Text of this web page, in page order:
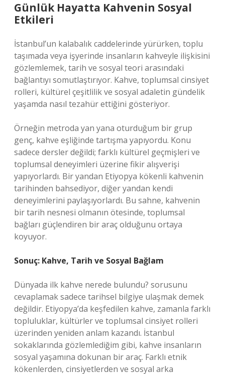
Günlük Hayatta Kahvenin Sosyal
Etkileri
İstanbul’un kalabalık caddelerinde yürürken, toplu
taşımada veya işyerinde insanların kahveyle ilişkisini
gözlemlemek, tarih ve sosyal teori arasındaki
bağlantıyı somutlaştırıyor. Kahve, toplumsal cinsiyet
rolleri, kültürel çeşitlilik ve sosyal adaletin gündelik
yaşamda nasıl tezahür ettiğini gösteriyor.
Örneğin metroda yan yana oturduğum bir grup
genç, kahve eşliğinde tartışma yapıyordu. Konu
sadece dersler değildi; farklı kültürel geçmişleri ve
toplumsal deneyimleri üzerine fikir alışverişi
yapıyorlardı. Bir yandan Etiyopya kökenli kahvenin
tarihinden bahsediyor, diğer yandan kendi
deneyimlerini paylaşıyorlardı. Bu sahne, kahvenin
bir tarih nesnesi olmanın ötesinde, toplumsal
bağları güçlendiren bir araç olduğunu ortaya
koyuyor.
Sonuç: Kahve, Tarih ve Sosyal Bağlam
Dünyada ilk kahve nerede bulundu? sorusunu
cevaplamak sadece tarihsel bilgiye ulaşmak demek
değildir. Etiyopya’da keşfedilen kahve, zamanla farklı
topluluklar, kültürler ve toplumsal cinsiyet rolleri
üzerinden yeniden anlam kazandı. İstanbul
sokaklarında gözlemlediğim gibi, kahve insanların
sosyal yaşamına dokunan bir araç. Farklı etnik
kökenlerden, cinsiyetlerden ve sosyal arka